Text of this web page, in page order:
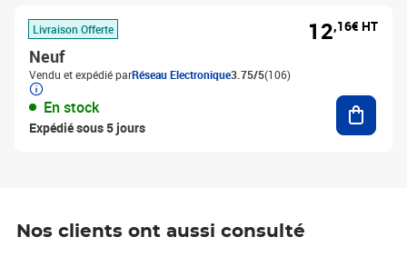
Livraison Offerte
Neuf
Vendu et expédié parRéseau Electronique3.75/5(106)
En stock
Expédié sous 5 jours
12,16€ HT
Nos clients ont aussi consulté